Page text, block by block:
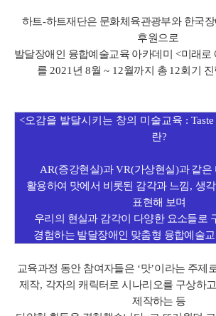
하트-하트재단은 문화체육관광부와 한국
후원으로
발달장애인 융합예술교육 아카데미 <미래로
를2021년8월 ~ 12월까지 총 12회기
<오감을 발달시키는 창의 미술교육 :
란?
AR(증강현실)과VR(가상현실)과 같은
활용하여 맛에서 비롯된 감각과 느낌, 생
표현해 보며
우리의 현실과 감각이 다양한 요소들로
경험하는 발달장애인 맞춤형 융합예술
교육과정 동안 참여자들은 ‘맛’이라는 주제
제작, 각자의 캐릭터로 시나리오를 구상하고
제작하는 등